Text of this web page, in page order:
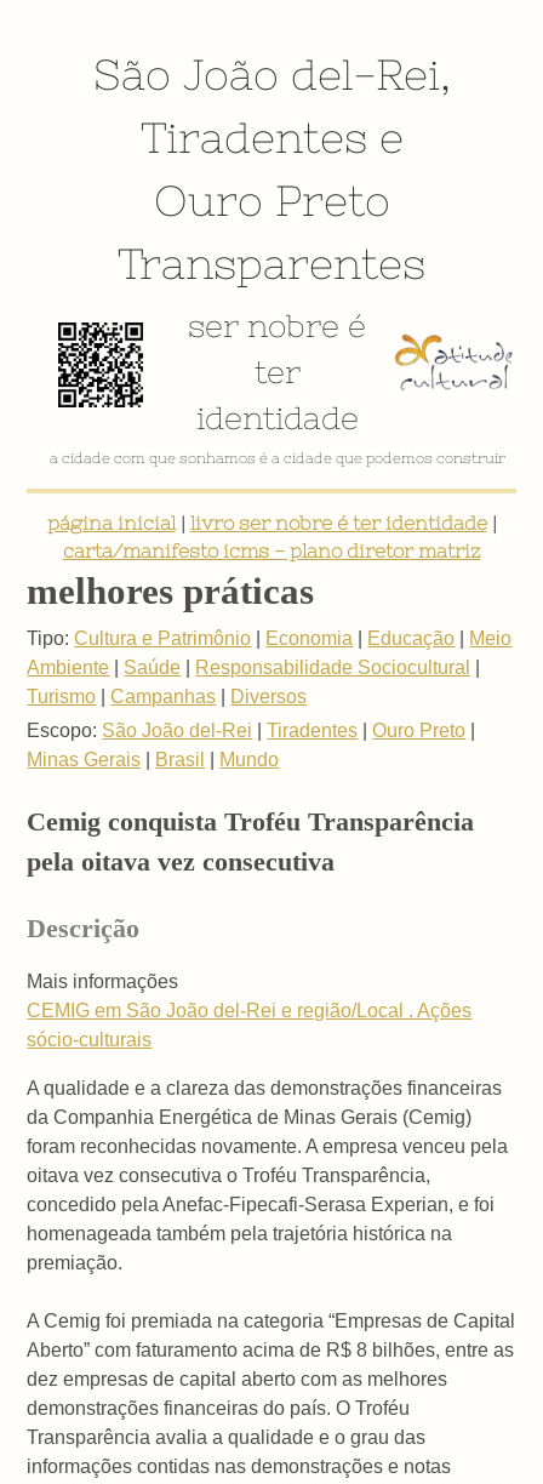
São João del-Rei,
Tiradentes e
Ouro Preto
Transparentes
ser nobre é
ter
identidade
a cidade com que sonhamos é a cidade que podemos construir
página inicial| livro ser nobre é ter identidade|
carta/manifesto icms - plano diretor matriz
melhores práticas
Tipo: Cultura e Patrimônio Economia Educação
Meio
Ambiente
Saúde Responsabilidade Sociocultural
Turismo |Campanhas
Diversos
Escopo: São João del-Rei |Tiradentes |Ouro Preto
Minas Gerais
Brasil Mundo
Cemig conquista Troféu Transparência
pela oitava vez consecutiva
Descrição
Mais informações
CEMIG em São João del-Rei e região/Local . Ações
sócio-culturais
A qualidade e a clareza das demonstrações financeiras
da Companhia Energética de Minas Gerais (Cemig)
foram reconhecidas novamente. A empresa venceu pela
oitava vez consecutiva o Troféu Transparência,
concedido pela Anefac-Fipecafi-Serasa Experian, e foi
homenageada também pela trajetória histórica na
premiação.
A Cemig foi premiada na categoria “Empresas de Capital
Aberto” com faturamento acima de R$ 8 bilhões, entre as
dez empresas de capital aberto com as melhores
demonstrações financeiras do país. O Troféu
Transparência avalia a qualidade e o grau das
informações contidas nas demonstrações e notas